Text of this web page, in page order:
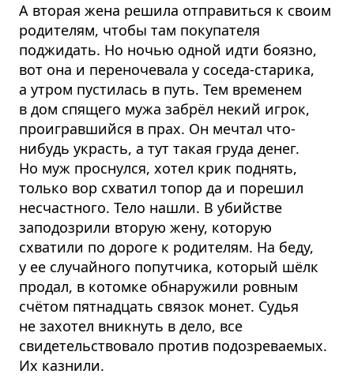
А вторая жена решила отправиться к своим
родителям, чтобы там покупателя
поджидать. Но ночью одной идти боязно,
вот она и переночевала у соседа-старика,
а утром пустилась в путь. Тем временем
в дом спящего мужа забрёл некий игрок,
проигравшийся в прах. Он мечтал что-
нибудь украсть, а тут такая груда денег.
Но муж проснулся, хотел крик поднять,
только вор схватил топор да и порешил
несчастного. Тело нашли. В убийстве
заподозрили вторую жену, которую
схватили по дороге к родителям. На беду,
у ее случайного попутчика, который шёлк
продал, в котомке обнаружили ровным
счётом пятнадцать связок монет. Судья
не захотел вникнуть в дело, все
свидетельствовало против подозреваемых.
Их казнили.